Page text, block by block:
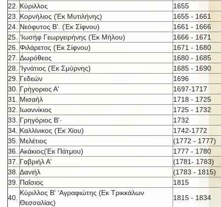
22.
Κύριλλος
1655
23.
Κορνήλιος (Έκ Μυτιλήνης)
1655 - 1661
24. Νεόφυτος Β'. (Έκ Σίφνου)
1661 - 1666
25. ’Ιωσήφ Γεωργειρήνης (Έκ Μήλου)
1666 - 1671
26. Φιλάρετος (Έκ Σίφνου)
1671 - 1680
27. Δωρόθεος
1680 - 1685
28.
’Ιγνάτιος (Έκ Σμύρνης)
1685 - 1690
29. Γεδεών
1696
30. Γρήγοριος Α'
1697-1717
31.
Μισαήλ
1718 - 1725
32.
Ιωαννίκιος
1725 - 1732
33.
Γρηγόριος Β'·
1732
34. Καλλίνικος (Έκ Χίου)
1742-1772
35. Μελέτιος
(1772 - 1777)
36. Ακάκιος(Έκ Πάτμου)
1777 - 1780
37.
Γαβριήλ Α'
(1781- 1783)
38. Δανιήλ
(1783 - 1815)
39. Παΐσιος
1815
40.
Κύριλλος Β' ’Αγραφιώτης (Εκ Τρικκάλων
Θεσσαλίας)
1815 - 1834